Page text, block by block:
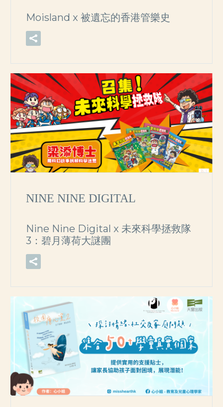
Moisland x 被遺忘的香港管樂史
NINE NINE DIGITAL
Nine Nine Digital x 未來科學拯救隊
3：碧月薄荷大謎團